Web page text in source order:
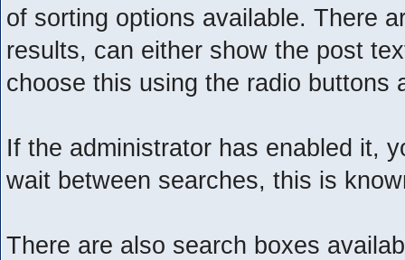
of sorting options available. There
results, can either show the post
choose this using the radio buttons
If the administrator has enabled it,
wait between searches, this is
There are also search boxes